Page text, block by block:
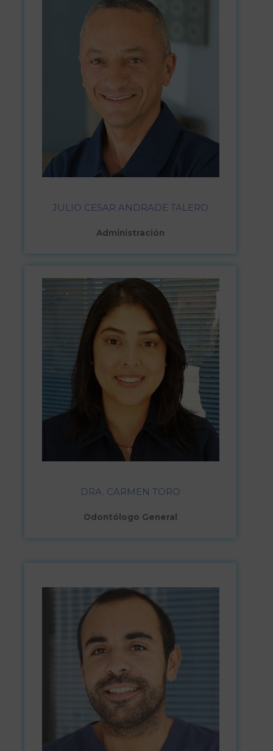
JULIO CESAR ANDRADE TALERO
Administración
DRA. CARMEN TORO
Odontólogo General